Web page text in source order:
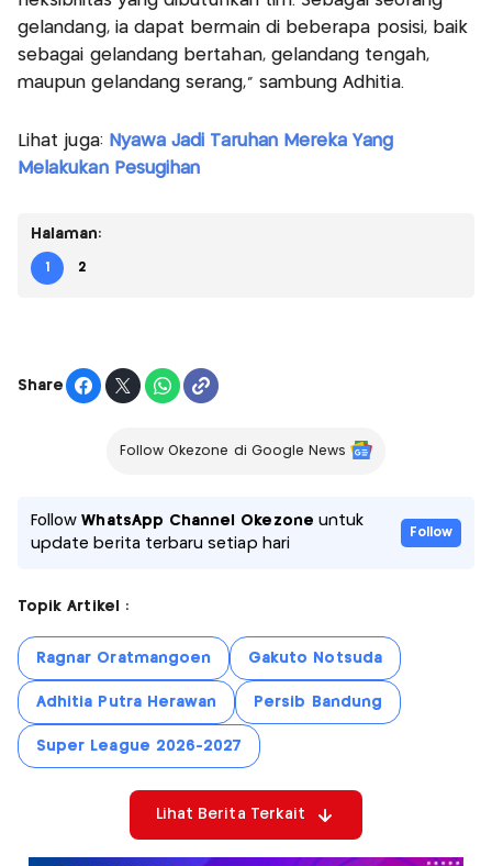
gelandang, ia dapat bermain di beberapa posisi, baik
sebagai gelandang bertahan, gelandang tengah,
maupun gelandang serang," sambung Adhitia.
Lihat juga: Nyawa Jadi Taruhan Mereka Yang
Melakukan Pesugihan
Halaman:
1 2
Share
Follow Okezone di Google News
FollowWhatsApp Channel Okezone untuk
update berita terbaru setiap hari
Follow
Topik Artikel :
Ragnar Oratmangoen Gakuto Notsuda
Adhitia Putra Herawan Persib Bandung
Super League 2026-2027
Lihat Berita Terkait